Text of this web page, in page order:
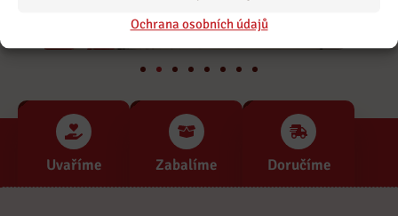
Ochrana osobních údajů
Uvaříme Zabalíme Doručíme